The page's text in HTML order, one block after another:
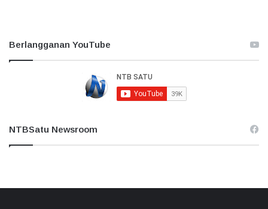
Berlangganan YouTube
NTBSatu Newsroom